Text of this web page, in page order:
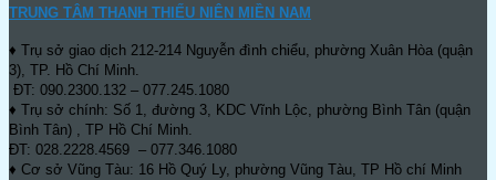
TRUNG TÂM THANH THIẾU NIÊN MIỀN NAM
♦ Trụ sở giao dịch 212-214 Nguyễn đình chiểu, phường Xuân Hòa (quận
3), TP. Hồ Chí Minh.
ĐT: 090.2300.132 – 077.245.1080
♦ Trụ sở chính: Số 1, đường 3, KDC Vĩnh Lộc, phường Bình Tân (quận
Bình Tân) , TP Hồ Chí Minh.
ĐT: 028.2228.4569 – 077.346.1080
♦ Cơ sở Vũng Tàu: 16 Hồ Quý Ly, phường Vũng Tàu, TP Hồ chí Minh